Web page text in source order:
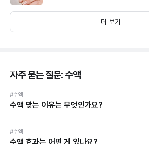
더 보기
자주 묻는 질문: 수액
#수액
수액 맞는 이유는 무엇인가요?
#수액
수액 효과는 어떤 게 있나요?